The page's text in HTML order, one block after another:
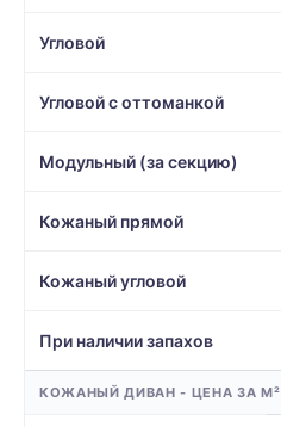
Угловой
Угловой с оттоманкой
Модульный (за секцию)
Кожаный прямой
Кожаный угловой
При наличии запахов
КОЖАНЫЙ ДИВАН - ЦЕНА ЗА М²